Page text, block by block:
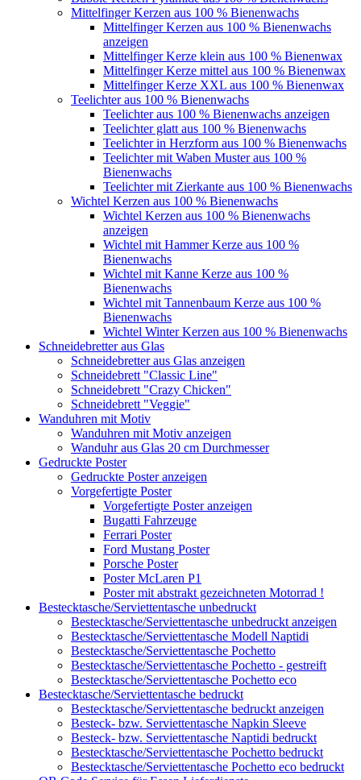
Mittelfinger Kerzen aus 100 % Bienenwachs
Mittelfinger Kerzen aus 100 % Bienenwachs
anzeigen
Mittelfinger Kerze klein aus 100 % Bienenwax
Mittelfinger Kerze mittel aus 100 % Bienenwax
Mittelfinger Kerze XXL aus 100 % Bienenwax
Teelichter aus 100 % Bienenwachs
Teelichter aus 100 % Bienenwachs anzeigen
Teelichter glatt aus 100 % Bienenwachs
Teelichter in Herzform aus 100 % Bienenwachs
Teelichter mit Waben Muster aus 100 %
Bienenwachs
Teelichter mit Zierkante aus 100 % Bienenwachs
Wichtel Kerzen aus 100 % Bienenwachs
Wichtel Kerzen aus 100 % Bienenwachs
anzeigen
Wichtel mit Hammer Kerze aus 100 %
Bienenwachs
Wichtel mit Kanne Kerze aus 100 %
Bienenwachs
Wichtel mit Tannenbaum Kerze aus 100 %
Bienenwachs
Wichtel Winter Kerzen aus 100 % Bienenwachs
Schneidebretter aus Glas
Schneidebretter aus Glas anzeigen
Schneidebrett "Classic Line"
Schneidebrett "Crazy Chicken"
Schneidebrett "Veggie"
Wanduhren mit Motiv
Wanduhren mit Motiv anzeigen
Wanduhr aus Glas 20 cm Durchmesser
Gedruckte Poster
Gedruckte Poster anzeigen
Vorgefertigte Poster
Vorgefertigte Poster anzeigen
Bugatti Fahrzeuge
Ferrari Poster
Ford Mustang Poster
Porsche Poster
Poster McLaren P1
Poster mit abstrakt gezeichneten Motorrad !
Bestecktasche/Serviettentasche unbedruckt
Bestecktasche/Serviettentasche unbedruckt anzeigen
Bestecktasche/Serviettentasche Modell Naptidi
Bestecktasche/Serviettentasche Pochetto
Bestecktasche/Serviettentasche Pochetto - gestreift
Bestecktasche/Serviettentasche Pochetto eco
Bestecktasche/Serviettentasche bedruckt
Bestecktasche/Serviettentasche bedruckt anzeigen
Besteck- bzw. Serviettentasche Napkin Sleeve
Besteck- bzw. Serviettentasche Naptidi bedruckt
Bestecktasche/Serviettentasche Pochetto bedruckt
Bestecktasche/Serviettentasche Pochetto eco bedruckt